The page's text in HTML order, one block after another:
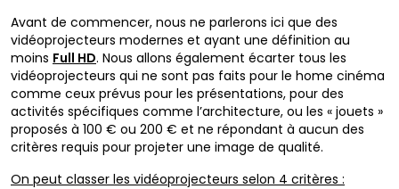
Avant de commencer, nous ne parlerons ici que des
vidéoprojecteurs modernes et ayant une définition au
moins Full HD. Nous allons également écarter tous les
vidéoprojecteurs qui ne sont pas faits pour le home cinéma
comme ceux prévus pour les présentations, pour des
activités spécifiques comme l’architecture, ou les « jouets »
proposés à 100 € ou 200 € et ne répondant à aucun des
critères requis pour projeter une image de qualité.
On peut classer les vidéoprojecteurs selon 4 critères :